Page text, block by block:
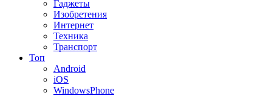
Гаджеты
Изобретения
Интернет
Техника
Транспорт
Топ
Android
iOS
WindowsPhone